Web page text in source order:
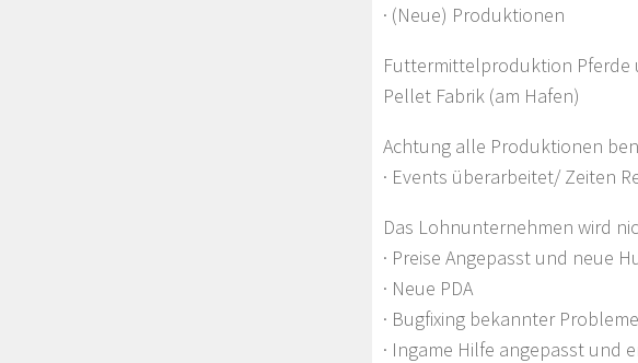
· (Neue) Produktionen
Futtermittelproduktion Pferde
Pellet Fabrik (am Hafen)
Achtung alle Produktionen
· Events überarbeitet/ Zeiten
Das Lohnunternehmen wird
· Preise Angepasst und neue
· Neue PDA
· Bugfixing bekannter Probleme
· Ingame Hilfe angepasst und